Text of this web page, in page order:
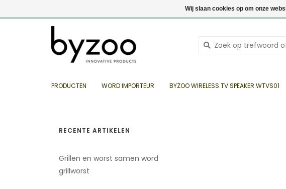
Inloggen
PRODUCTEN WORD IMPORTEUR BYZOO WIRELESS TV SPEAKER WTVS01
RECENTE ARTIKELEN
Grillen en worst samen word
grillworst
Wij slaan cookies op om onze